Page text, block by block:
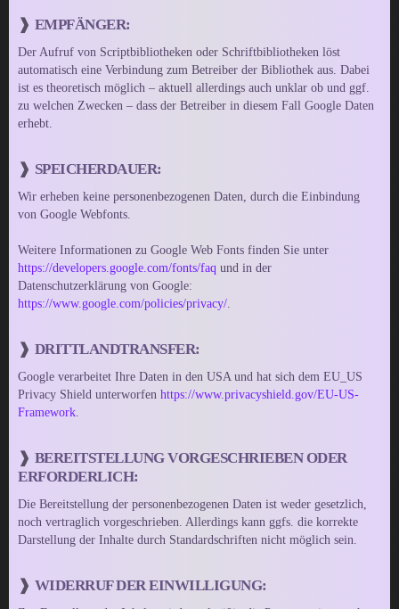
EMPFÄNGER:
Der Aufruf von Scriptbibliotheken oder Schriftbibliotheken löst
automatisch eine Verbindung zum Betreiber der Bibliothek aus. Dabei
ist es theoretisch möglich – aktuell allerdings auch unklar ob und ggf.
zu welchen Zwecken – dass der Betreiber in diesem Fall Google Daten
erhebt.
SPEICHERDAUER:
Wir erheben keine personenbezogenen Daten, durch die Einbindung
von Google Webfonts.
Weitere Informationen zu Google Web Fonts finden Sie unter
https://developers.google.com/fonts/faq und in der
Datenschutzerklärung von Google:
https://www.google.com/policies/privacy/.
DRITTLANDTRANSFER:
Google verarbeitet Ihre Daten in den USA und hat sich dem EU_US
Privacy Shield unterworfen https://www.privacyshield.gov/EU-US-
Framework.
BEREITSTELLUNG VORGESCHRIEBEN ODER
ERFORDERLICH:
Die Bereitstellung der personenbezogenen Daten ist weder gesetzlich,
noch vertraglich vorgeschrieben. Allerdings kann ggfs. die korrekte
Darstellung der Inhalte durch Standardschriften nicht möglich sein.
WIDERRUF DER EINWILLIGUNG: